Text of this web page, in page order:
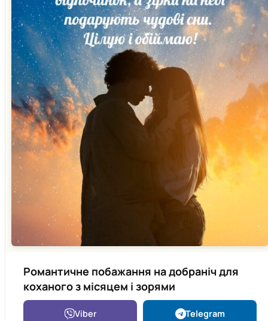
Романтичне побажання на добраніч для
коханого з місяцем і зорями
Viber Telegram